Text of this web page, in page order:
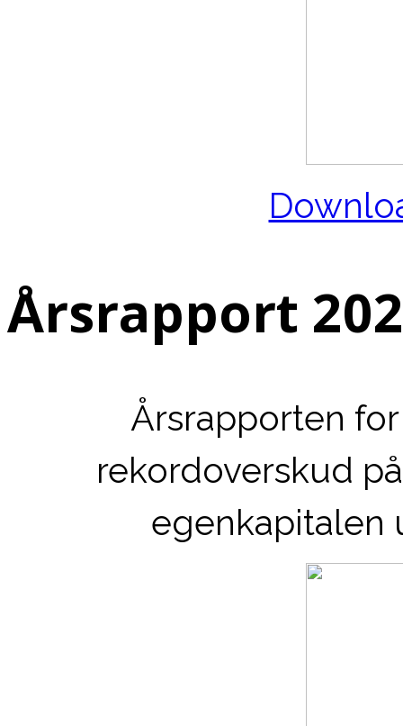
Årsrapport
Årsrapporten
rekordoverskud
egenkapitalen